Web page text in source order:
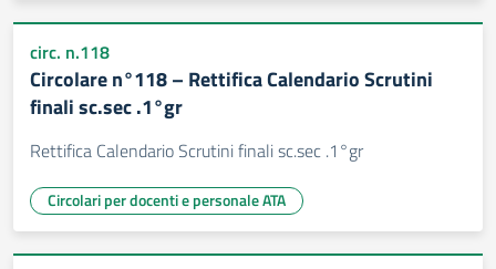
circ. n.118
Circolare n°118 – Rettifica Calendario Scrutini
finali sc.sec .1°gr
Rettifica Calendario Scrutini finali sc.sec .1°gr
Circolari per docenti e personale ATA